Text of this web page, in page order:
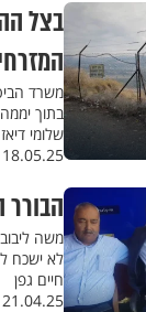
בצל
משרד
בתוך
שלומי דיאז
18.05.25 | 19:06
הבורר
משה
לא ישכח
חיים גפן
21.04.25 | 07:34